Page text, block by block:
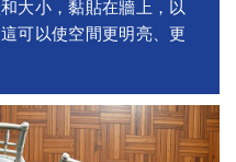
大小，黏貼在牆上，以
可以使空間更明亮、更